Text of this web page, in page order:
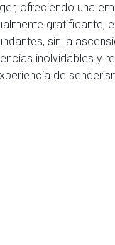
ofreciendo una
gratificante,
sin la
inolvidables y
de